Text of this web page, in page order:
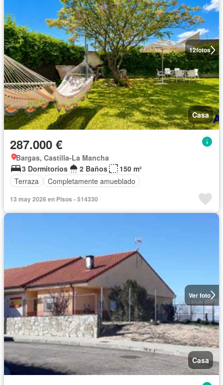
12fotos
Casa
287.000 €
Bargas, Castilla-La Mancha
3 Dormitorios
2 Baños
150 m²
Terraza
Completamente amueblado
13 may 2026 en Pisos - 514330
Ver foto
Casa